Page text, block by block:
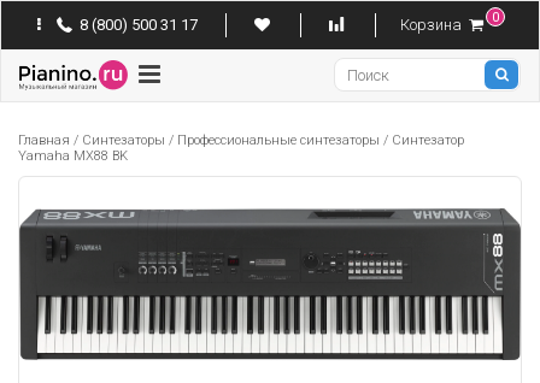
8 (800) 500 31 17 Корзина 0
Pianino
Главная / Синтезаторы / Профессиональные синтезаторы / Синтезатор
Yamaha MX88 BK